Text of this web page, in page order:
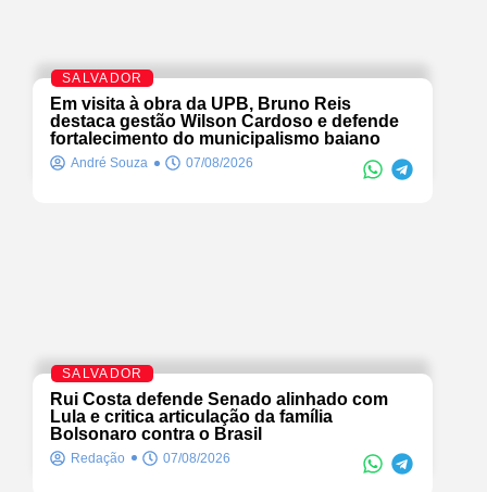
SALVADOR
Em visita à obra da UPB, Bruno Reis
destaca gestão Wilson Cardoso e defende
fortalecimento do municipalismo baiano
André Souza 07/08/2026
SALVADOR
Rui Costa defende Senado alinhado com
Lula e critica articulação da família
Bolsonaro contra o Brasil
Redação 07/08/2026